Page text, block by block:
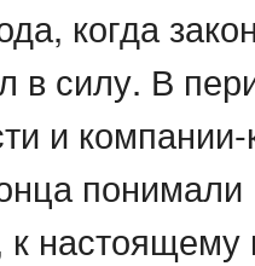
когда
в силу. В
и
настоящему